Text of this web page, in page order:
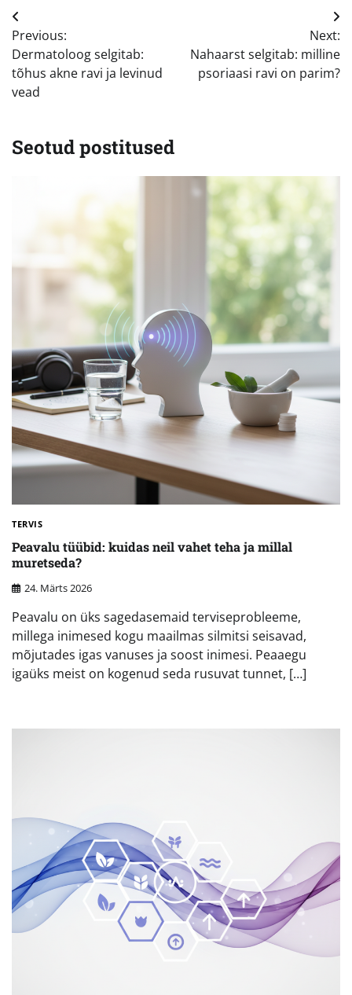
Navigeerimine
Previous:
Dermatoloog selgitab:
tõhus akne ravi ja levinud
vead
Next:
Nahaarst selgitab: milline
psoriaasi ravi on parim?
Seotud postitused
TERVIS
Peavalu tüübid: kuidas neil vahet teha ja millal
muretseda?
24. Märts 2026
Peavalu on üks sagedasemaid terviseprobleeme,
millega inimesed kogu maailmas silmitsi seisavad,
mõjutades igas vanuses ja soost inimesi. Peaaegu
igaüks meist on kogenud seda rusuvat tunnet, […]